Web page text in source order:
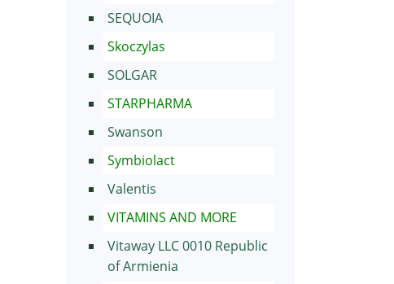
SEQUOIA
Skoczylas
SOLGAR
STARPHARMA
Swanson
Symbiolact
Valentis
VITAMINS AND MORE
Vitaway LLC 0010 Republic
of Armienia